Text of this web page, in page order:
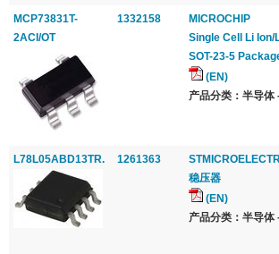
MCP73831T-
2ACI/OT
1332158
MICROCHIP
Single Cell Li
SOT-23-5
(EN)
产品分类：半导体
L78L05ABD13TR. 1261363
稳压器
(EN)
产品分类：半导体